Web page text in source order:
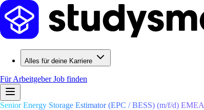
Alles für deine Karriere
Für ArbeitgeberJob finden
Senior Energy Storage Estimator (EPC / BESS) (m/f/d) EMEA